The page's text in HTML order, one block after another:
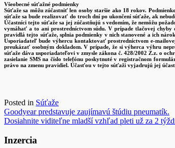
Všeobecné súťažné podmienky
Súťaže sa môžu zúčastniť len osoby staršie ako 18 rokov.
súťaže sa bude realizovať do troch dní po ukončení súťaže, ak
Účastníci tejto súťaže sa jej zúčastňujú s vedomím, že nemôžu
vymáhať a to ani prostredníctvom súdu. V prípade tlačovej
pravidlá tejto súťaže, splnia podmienky v nich stanovené a ich
Usporiadateľ bude výhercu kontaktovať prostredníctvom e-
preukázať osobným dokladom. V prípade, že si výherca výhru
súťaže dáva usporiadateľovi v zmysle zákona č. 428/2002 Z.z. o
zasielanie SMS na číslo telefónu poskytnuté v registračnom
právo na zmenu pravidiel. Účasťou v tejto súťaži vyjadrujú jej
Posted in Súťaže
Navigácia
v
článku
Goodyear predstavuje zaujímavú štúdiu pneumatík.
Dosiahnite viditeľne mladší vzhľad pleti už za 2
Inzercia